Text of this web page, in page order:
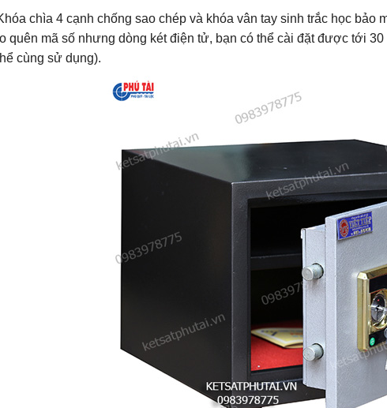
chìa 4 cạnh chống sao chép và khóa vân tay sinh trắc học bảo
lo quên mã số nhưng dòng két điện tử, bạn có thể cài đặt được tới
cùng sử dụng).